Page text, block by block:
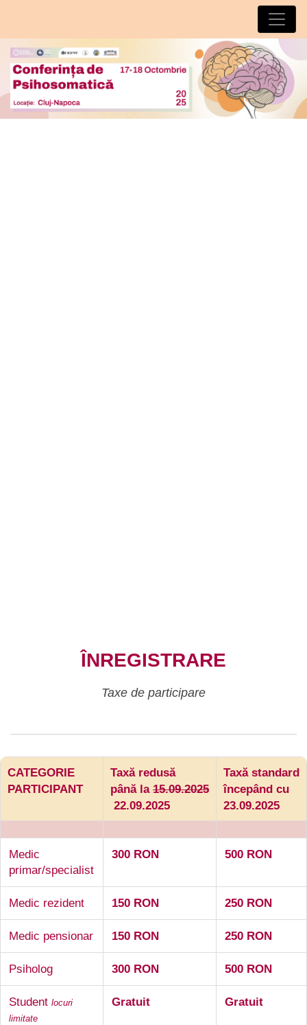
ÎNREGISTRARE
Taxe de participare
CATEGORIE
PARTICIPANT
Taxă redusă
până la 15.09.2025
22.09.2025
Taxă standard
începând cu
23.09.2025
Medic
primar/specialist
300 RON 500 RON
Medic rezident 150 RON 250 RON
Medic pensionar 150 RON 250 RON
Psiholog 300 RON 500 RON
Student locuri
limitate
Gratuit Gratuit